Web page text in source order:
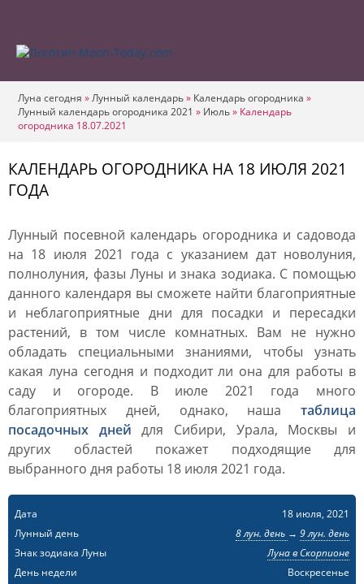
Луна сегодня »Лунный календарь» Календарь огородника »
Лунный календарь огородника 2021 » Июль» Календарь
огородника 18.07.2021
КАЛЕНДАРЬ ОГОРОДНИКА НА 18 ИЮЛЯ 2021
ГОДА
Лунный посевной календарь огородника и садовода
на 18 июля 2021 года с указанием дат новолуния,
полнолуния, фазы Луны и знака зодиака. С помощью
данного календаря вы сможете найти благоприятные
и неблагоприятные дни для посадки и пересадки
растений, в том числе комнатных. Вам не нужно
обладать специальными знаниями, чтобы узнать
какая луна сегодня и подходит ли она для работы в
саду и огороде. В июле 2021 года много
благоприятных дней, однако, наша таблица
посадочных дней для Сибири, Урала, Москвы и
других областей покажет подходящие для
выбранного дня работы 18 июля 2021 года.
Дата
18 июля, 2021
Лунный день
8 лун. день → 9 лун. день
Знак зодиака Луны
Луна в Скорпионе
День недели
Воскресенье